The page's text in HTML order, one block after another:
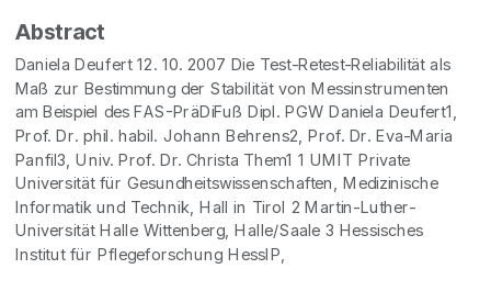
Abstract
Daniela Deufert 12. 10. 2007 Die Test-Retest-Reliabilität als
Maß zur Bestimmung der Stabilität von Messinstrumenten
am Beispiel des FAS-PräDiFuß Dipl. PGW Daniela Deufert1,
Prof. Dr. phil. habil. Johann Behrens2, Prof. Dr. Eva-Maria
Panfil3, Univ. Prof. Dr. Christa Them1 1 UMIT Private
Universität für Gesundheitswissenschaften, Medizinische
Informatik und Technik, Hall in Tirol 2 Martin-Luther-
Universität Halle Wittenberg, Halle/Saale 3 Hessisches
Institut für Pflegeforschung HessIP,